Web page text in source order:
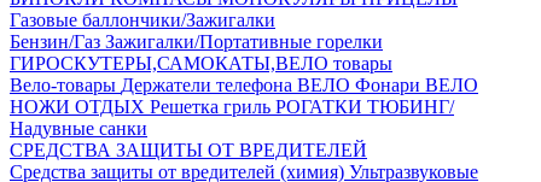
Газовые баллончики/Зажигалки
Бензин/Газ Зажигалки/Портативные горелки
ГИРОСКУТЕРЫ,САМОКАТЫ,ВЕЛО товары
Вело-товары Держатели телефона ВЕЛО Фонари ВЕЛО
НОЖИ ОТДЫХ Решетка гриль РОГАТКИ ТЮБИНГ/
Надувные санки
СРЕДСТВА ЗАЩИТЫ ОТ ВРЕДИТЕЛЕЙ
Средства защиты от вредителей (химия) Ультразвуковые